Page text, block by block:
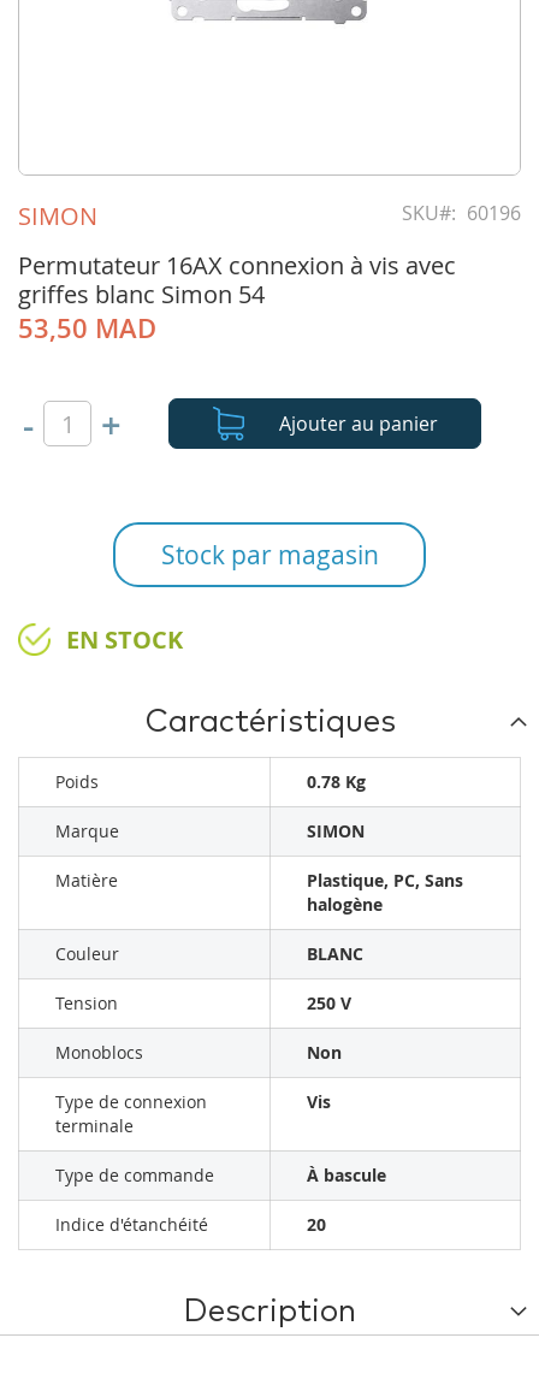
SIMON SKU 60196
Permutateur 16AX connexion à vis avec
griffes blanc Simon 54
53,50 MAD
- + Ajouter au panier
Stock par magasin
EN STOCK
to
beginning
of
the
images
Caractéristiques
Poids 0.78 Kg
Marque SIMON
Matière
Plastique, PC, Sans
halogène
Couleur BLANC
Tension 250 V
Monoblocs Non
Type de connexion
terminale
Vis
Type de commande À bascule
Indice d'étanchéité 20
Description